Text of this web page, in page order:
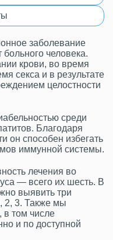
заболевание
человека.
крови, во время
секса и в результате
целостности
среди
Благодаря
он способен избегать
иммунной системы.
лечения во
— всего их шесть. В
выявить три
2, 3. Также мы
в том числе
и по доступной